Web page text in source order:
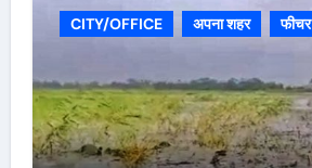
CITY/OFFICE अपना शहर फीचर